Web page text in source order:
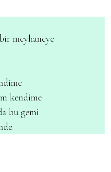
meyhaneye
kendime
bu gemi